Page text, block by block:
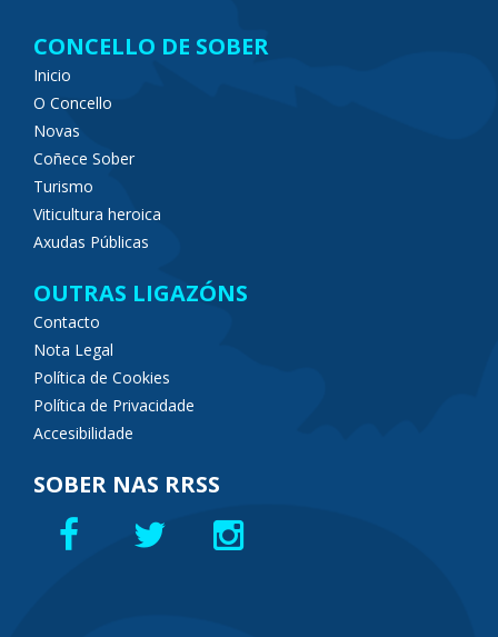
CONCELLO DE SOBER
Inicio
O Concello
Novas
Coñece Sober
Turismo
Viticultura heroica
Axudas Públicas
OUTRAS LIGAZÓNS
Contacto
Nota Legal
Política de Cookies
Política de Privacidade
Accesibilidade
SOBER NAS RRSS